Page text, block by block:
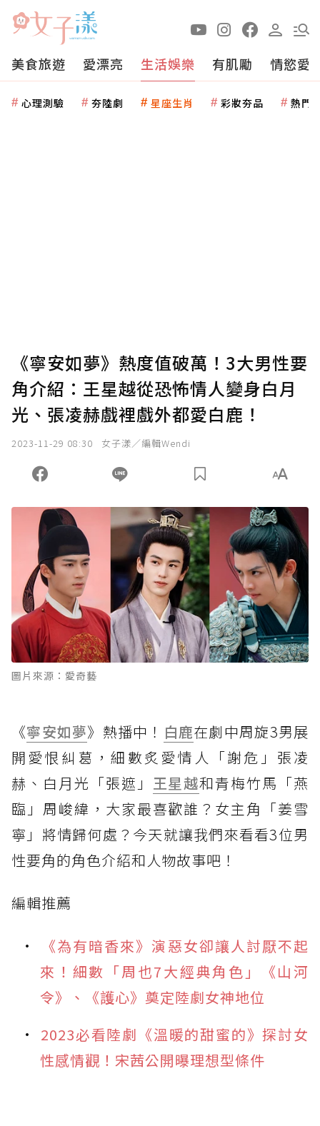
美食旅遊 愛漂亮 生活娛樂 有肌勵 情慾愛
心理測驗 夯陸劇 星座生肖 彩妝夯品 熱門
《寧安如夢》熱度值破萬！3大男性要
角介紹：王星越從恐怖情人變身白月
光、張凌赫戲裡戲外都愛白鹿！
2023-11-29 08:30 女子漾／編輯Wendi
圖片來源：愛奇藝
《寧安如夢》熱播中！ 白鹿在劇中周旋3男展
開愛恨糾葛，細數炙愛情人「謝危」張凌
赫、白月光「張遮」 王星越和青梅竹馬「燕
臨」周峻緯，大家最喜歡誰？女主角「姜雪
寧」將情歸何處？今天就讓我們來看看3位男
性要角的角色介紹和人物故事吧！
編輯推薦
《為有暗香來》演惡女卻讓人討厭不起
來！細數「周也7大經典角色」《山河
令》、《護心》奠定陸劇女神地位
2023必看陸劇《溫暖的甜蜜的》探討女
性感情觀！宋茜公開曝理想型條件